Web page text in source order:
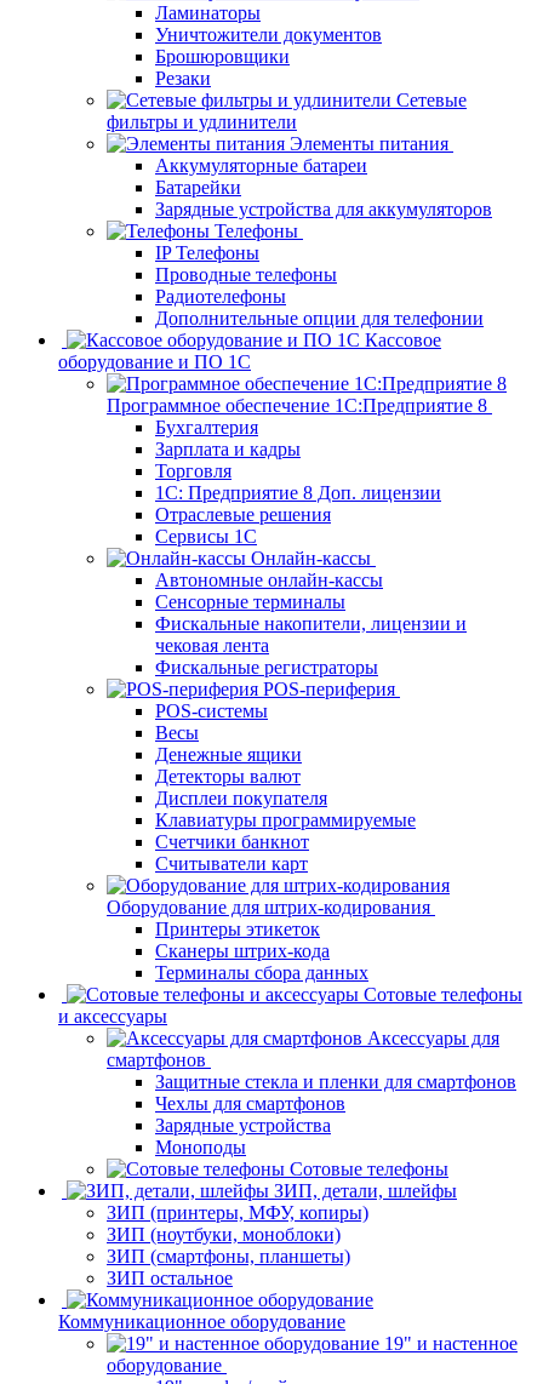
Ламинаторы
Уничтожители документов
Брошюровщики
Резаки
Сетевые
фильтры и удлинители
Элементы питания
Аккумуляторные батареи
Батарейки
Зарядные устройства для аккумуляторов
Телефоны
IP Телефоны
Проводные телефоны
Радиотелефоны
Дополнительные опции для телефонии
Кассовое
оборудование и ПО 1С
Программное обеспечение 1С:Предприятие 8
Бухгалтерия
Зарплата и кадры
Торговля
1C: Предприятие 8 Доп. лицензии
Отраслевые решения
Сервисы 1С
Онлайн-кассы
Автономные онлайн-кассы
Сенсорные терминалы
Фискальные накопители, лицензии и
чековая лента
Фискальные регистраторы
POS-периферия
POS-системы
Весы
Денежные ящики
Детекторы валют
Дисплеи покупателя
Клавиатуры программируемые
Счетчики банкнот
Считыватели карт
Оборудование для штрих-кодирования
Принтеры этикеток
Сканеры штрих-кода
Терминалы сбора данных
Сотовые телефоны
и аксессуары
Аксессуары для
смартфонов
Защитные стекла и пленки для смартфонов
Чехлы для смартфонов
Зарядные устройства
Моноподы
Сотовые телефоны
ЗИП, детали, шлейфы
ЗИП (принтеры, МФУ, копиры)
ЗИП (ноутбуки, моноблоки)
ЗИП (смартфоны, планшеты)
ЗИП остальное
Коммуникационное оборудование
19" и настенное
оборудование